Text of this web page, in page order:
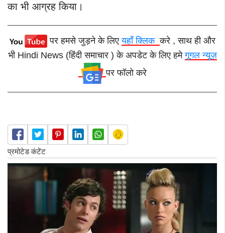
का भी आग्रह किया।
पर हमसे जुड़ने के लिएयहाँ क्लिककरे , साथ ही और
भी Hindi News (हिंदी समाचार ) के अपडेट के लिए हमेगूगल न्यूज़
पर फॉलो करे